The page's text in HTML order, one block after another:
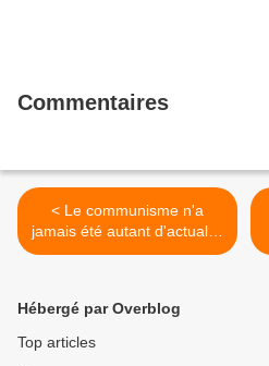
Commentaires
< Le communisme n'a
jamais été autant d'actualité
- Interview de Fabien
Hébergé par Overblog
Top articles